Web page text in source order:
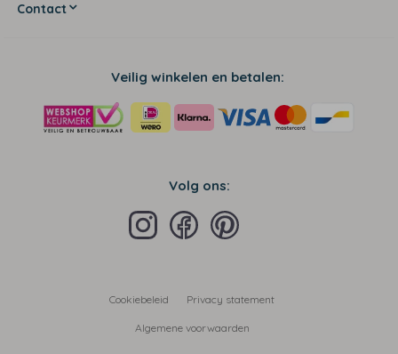
Contact
Veilig winkelen en betalen:
Volg ons:
Cookiebeleid Privacy statement
Algemene voorwaarden